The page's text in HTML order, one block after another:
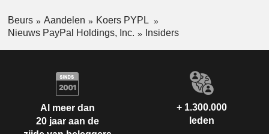
Beurs Aandelen
Koers PYPL
Nieuws PayPal Holdings, Inc.
Insiders
Al meer dan
20 jaar aan de
+ 1.300.000
leden